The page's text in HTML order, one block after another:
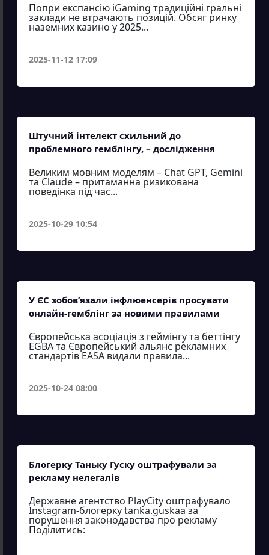
Попри експансію iGaming традиційні гральні
заклади не втрачають позицій. Обсяг ринку
наземних казино у 2025...
2025-11-12 17:09
Штучний інтелект схильний до
проблемного гемблінгу, – дослідження
Великим мовним моделям – Chat GPT, Gemini
та Claude – притаманна ризикована
поведінка під час...
2025-10-29 10:54
У ЄС зобов’язали інфлюенсерів просувати
онлайн-гемблінг за новими правилами
Європейська асоціація з геймінгу та беттінгу
EGBA та Європейський альянс рекламних
стандартів EASA видали правила...
2025-10-24 08:00
Блогерку Таньку Гуску оштрафували за
рекламу нелегалів
Державне агентство PlayCity оштрафувало
Instagram-блогерку tanka.guskaa за
порушення законодавства про рекламу
Поділитись: